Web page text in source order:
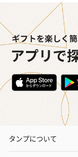
タンプについて